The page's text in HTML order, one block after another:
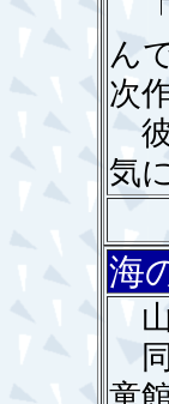
「
ん
次
彼
気
海
山
同
童